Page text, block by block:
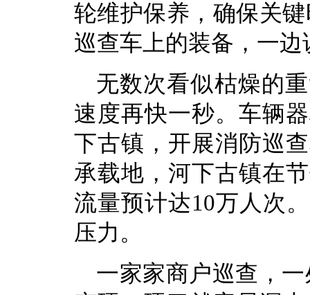
轮维护保养，确保关
巡查车上的装备，一边
无数次看似枯燥的
速度再快一秒。车辆
下古镇，开展消防巡
承载地，河下古镇在
流量预计达10万人次
压力。
一家家商户巡查，